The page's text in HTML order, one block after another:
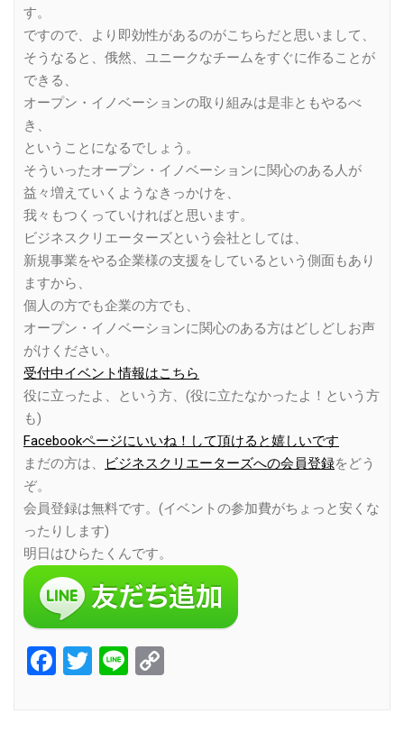
す。
ですので、より即効性があるのがこちらだと思いまして、
そうなると、俄然、ユニークなチームをすぐに作ることが
できる、
オープン・イノベーションの取り組みは是非ともやるべ
き、
ということになるでしょう。
そういったオープン・イノベーションに関心のある人が
益々増えていくようなきっかけを、
我々もつくっていければと思います。
ビジネスクリエーターズという会社としては、
新規事業をやる企業様の支援をしているという側面もあり
ますから、
個人の方でも企業の方でも、
オープン・イノベーションに関心のある方はどしどしお声
がけください。
受付中イベント情報はこちら
役に立ったよ、という方、(役に立たなかったよ！という方
も)
Facebookページにいいね！して頂けると嬉しいです
まだの方は、
ビジネスクリエーターズへの会員登録をどう
ぞ。
会員登録は無料です。(イベントの参加費がちょっと安くな
ったりします)
明日はひらたくんです。
Facebook
Twitter
Line